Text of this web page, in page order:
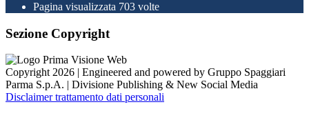
Pagina visualizzata 703 volte
Sezione Copyright
Copyright 2026 | Engineered and powered by Gruppo Spaggiari
Parma S.p.A. | Divisione Publishing & New Social Media
Disclaimer trattamento dati personali